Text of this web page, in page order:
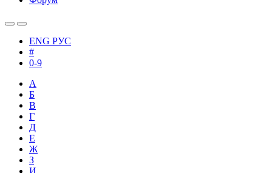
ENG РУС
#
0-9
А
Б
В
Г
Д
Е
Ж
З
И